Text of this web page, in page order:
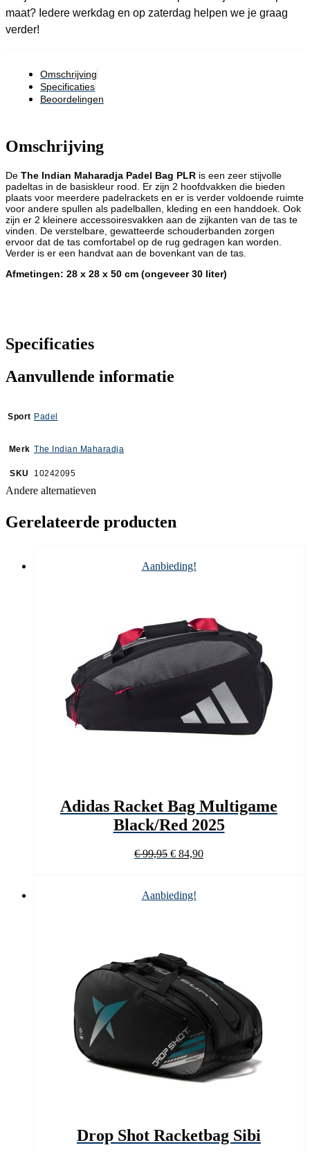
maat? Iedere werkdag en op zaterdag helpen we je graag
verder!
Omschrijving
Specificaties
Beoordelingen
Omschrijving
De The Indian Maharadja Padel Bag PLR is een zeer stijvolle
padeltas in de basiskleur rood. Er zijn 2 hoofdvakken die bieden
plaats voor meerdere padelrackets en er is verder voldoende ruimte
voor andere spullen als padelballen, kleding en een handdoek. Ook
zijn er 2 kleinere accessoiresvakken aan de zijkanten van de tas te
vinden. De verstelbare, gewatteerde schouderbanden zorgen
ervoor dat de tas comfortabel op de rug gedragen kan worden.
Verder is er een handvat aan de bovenkant van de tas.
Afmetingen: 28 x 28 x 50 cm (ongeveer 30 liter)
Specificaties
Aanvullende informatie
Sport Padel
Merk The Indian Maharadja
SKU 10242095
Andere alternatieven
Gerelateerde producten
Aanbieding!
Adidas Racket Bag Multigame
Black/Red 2025
€99,95 Oorspronkelijke
€ 99,95.
€ 84,90Huidige
Aanbieding!
Drop Shot Racketbag Sibi